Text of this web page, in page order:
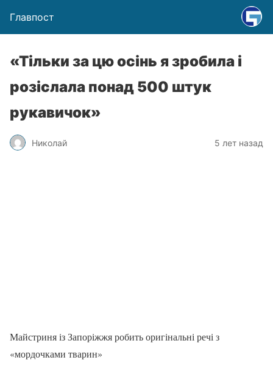
Главпост
«Тільки за цю осінь я зробила і
розіслала понад 500 штук
рукавичок»
Николай 5 лет назад
Майстриня із Запоріжжя робить оригінальні речі з
«мордочками тварин»